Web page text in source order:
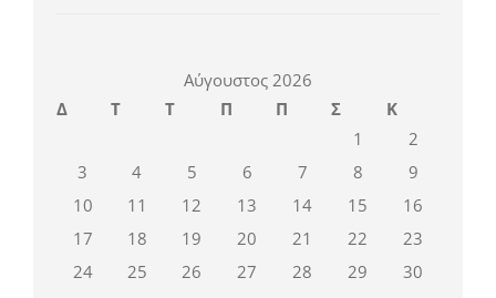
Αύγουστος 2026
Δ
Τ Τ Π Π Σ
Κ
1
2
3
4 5 6 7 8
9
10
11 12 13 14 15
16
17
18 19 20 21 22
23
24
25 26 27 28 29
30